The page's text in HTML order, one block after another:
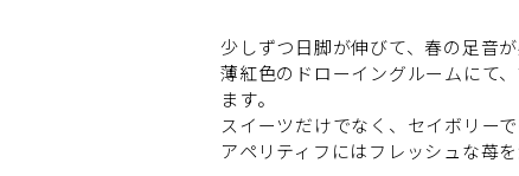
少しずつ日脚が伸びて、春の足音
薄紅色のドローイングルームにて
ます。
スイーツだけでなく、セイボリー
アペリティフにはフレッシュな苺